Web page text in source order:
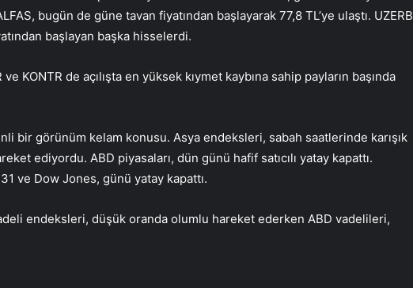
, bugün de güne tavan fiyatından başlayarak 77,8 TL’ye ulaştı. UZERB
başlayan başka hisselerdi.
ve KONTR de açılışta en yüksek kıymet kaybına sahip payların başında
bir görünüm kelam konusu. Asya endeksleri, sabah saatlerinde karışık
ediyordu. ABD piyasaları, dün günü hafif satıcılı yatay kapattı.
ve Dow Jones, günü yatay kapattı.
endeksleri, düşük oranda olumlu hareket ederken ABD vadelileri,